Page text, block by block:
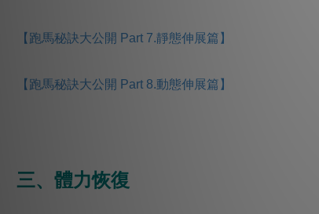
【跑馬秘訣大公開 Part 7.靜態伸展篇】
【跑馬秘訣大公開 Part 8.動態伸展篇】
三、體力恢復